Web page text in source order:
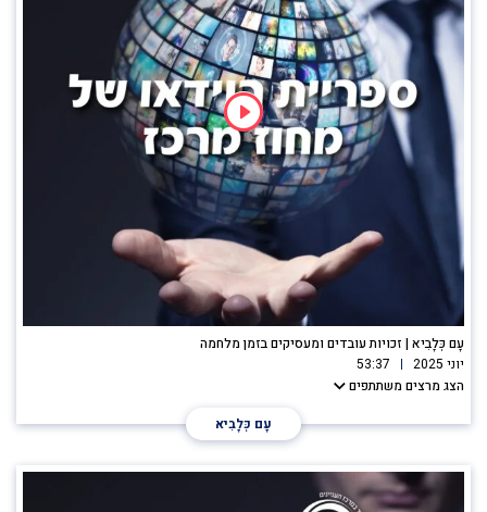
עָם כְּלָבִיא | זכויות עובדים ומעסיקים בזמן מלחמה
יוני 2025
53:37
הצג מרצים משתתפים
עָם כְּלָבִיא